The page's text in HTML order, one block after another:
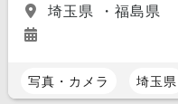
埼玉県 ・福島県
写真・カメラ 埼玉県